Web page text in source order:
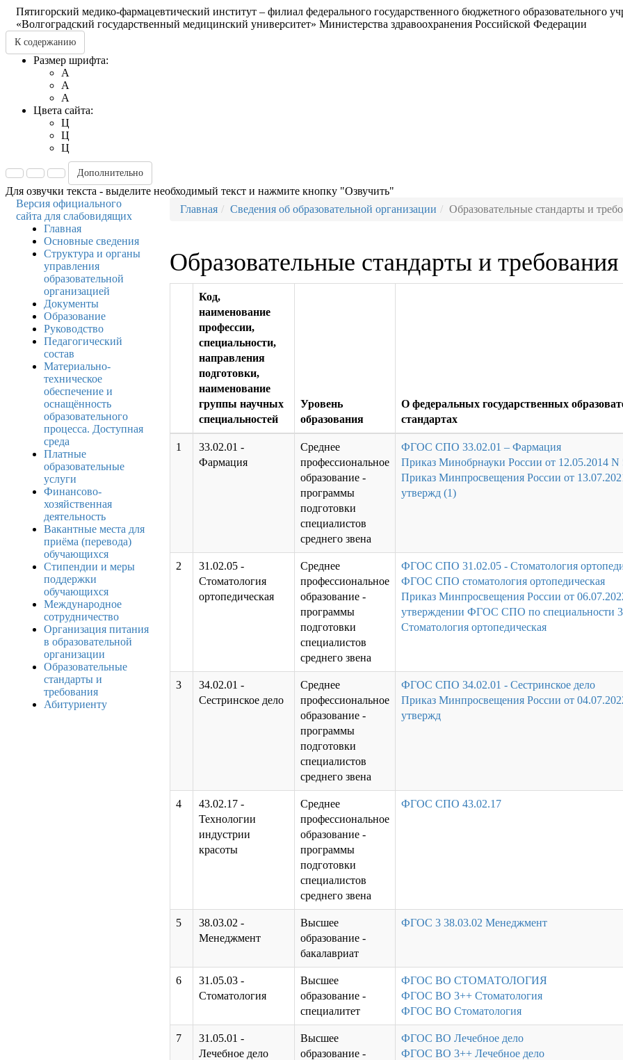
Пятигорский медико-фармацевтический институт – филиал федерального государственного бюджетного образовательного
«Волгоградский государственный медицинский университет» Министерства здравоохранения Российской Федерации
К содержанию
Размер шрифта:
A
A
A
Цвета сайта:
Ц
Ц
Ц
Дополнительно
Для озвучки текста - выделите необходимый текст и нажмите кнопку "Озвучить"
Версия официального
сайта для слабовидящих
Главная
Основные сведения
Структура и органы
управления
образовательной
организацией
Документы
Образование
Руководство
Педагогический
состав
Материально-
техническое
обеспечение и
оснащённость
образовательного
процесса. Доступная
среда
Платные
образовательные
услуги
Финансово-
хозяйственная
деятельность
Вакантные места для
приёма (перевода)
обучающихся
Стипендии и меры
поддержки
обучающихся
Международное
сотрудничество
Организация питания
в образовательной
организации
Образовательные
стандарты и
требования
Абитуриенту
Главная Сведения об образовательной организации Образовательные стандарты и
Образовательные стандарты и требования
Код,
наименование
профессии,
специальности,
направления
подготовки,
наименование
группы научных
специальностей
Уровень
образования
О федеральных государственных
стандартах
1
33.02.01 -
Фармация
Среднее
профессиональное
образование -
программы
подготовки
специалистов
среднего звена
ФГОС СПО 33.02.01 – Фармация
Приказ Минобрнауки России от 12.05.2014 N
Приказ Минпросвещения России от
утвержд (1)
2
31.02.05 -
Стоматология
ортопедическая
Среднее
профессиональное
образование -
программы
подготовки
специалистов
среднего звена
ФГОС СПО 31.02.05 - Стоматология
ФГОС СПО стоматология ортопедическая
Приказ Минпросвещения России от
утверждении ФГОС СПО по специальности
Стоматология ортопедическая
3
34.02.01 -
Сестринское дело
Среднее
профессиональное
образование -
программы
подготовки
специалистов
среднего звена
ФГОС СПО 34.02.01 - Сестринское дело
Приказ Минпросвещения России от
утвержд
4
43.02.17 -
Технологии
индустрии
красоты
Среднее
профессиональное
образование -
программы
подготовки
специалистов
среднего звена
ФГОС СПО 43.02.17
5
38.03.02 -
Менеджмент
Высшее
образование -
бакалавриат
ФГОС 3 38.03.02 Менеджмент
6
31.05.03 -
Стоматология
Высшее
образование -
специалитет
ФГОС ВО СТОМАТОЛОГИЯ
ФГОС ВО 3++ Стоматология
ФГОС ВО Стоматология
7
31.05.01 -
Лечебное дело
Высшее
образование -
ФГОС ВО Лечебное дело
ФГОС ВО 3++ Лечебное дело